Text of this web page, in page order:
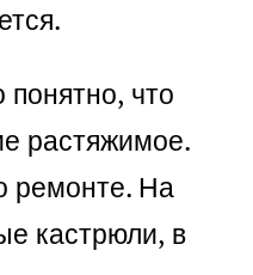
что
растяжимое.
ремонте. На
кастрюли, в